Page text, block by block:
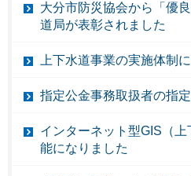
大分市防災協会から「優
道局が表彰されました
上下水道事業の実施体制
指定公金事務取扱者の指
インターネット型GIS（
能になりました